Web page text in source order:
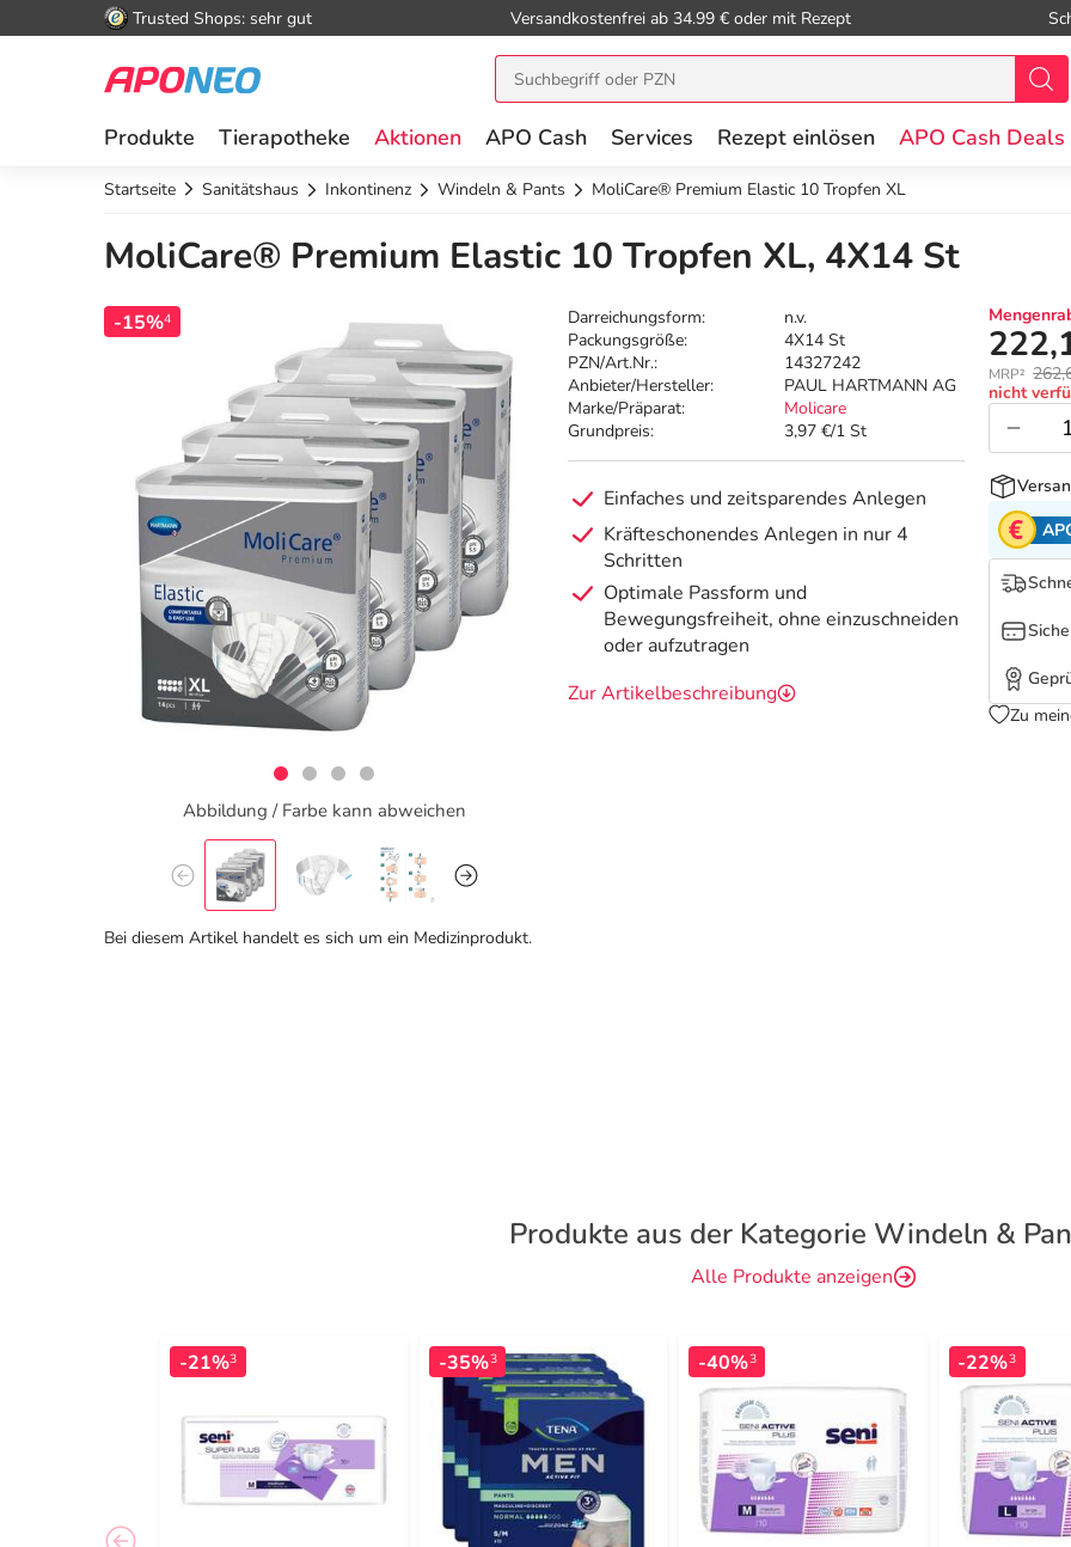
Trusted Shops: sehr gut Versandkostenfrei ab 34.99 € oder mit Rezept
Produkte Tierapotheke Aktionen APO Cash Services Rezept einlösen APO Cash Deals
Startseite Sanitätshaus Inkontinenz Windeln & Pants MoliCare® Premium Elastic 10 Tropfen XL
MoliCare® Premium Elastic 10 Tropfen XL, 4X14 St
-15%4
Abbildung / Farbe kann abweichen
Darreichungsform:
n.v.
Packungsgröße:
4X14 St
PZN/Art.Nr.:
14327242
Anbieter/Hersteller:
PAUL HARTMANN AG
Marke/Präparat:
Molicare
Grundpreis:
3,97 €/1 St
Einfaches und zeitsparendes Anlegen
Kräfteschonendes Anlegen in nur 4
Schritten
Optimale Passform und
Bewegungsfreiheit, ohne einzuschneiden
oder aufzutragen
Zur Artikelbeschreibung
MRP²
nicht
Zu
Bei diesem Artikel handelt es sich um ein Medizinprodukt.
Produkte aus der Kategorie Windeln &
Alle Produkte anzeigen
-21%3 -35%3 -40%3 -22%3